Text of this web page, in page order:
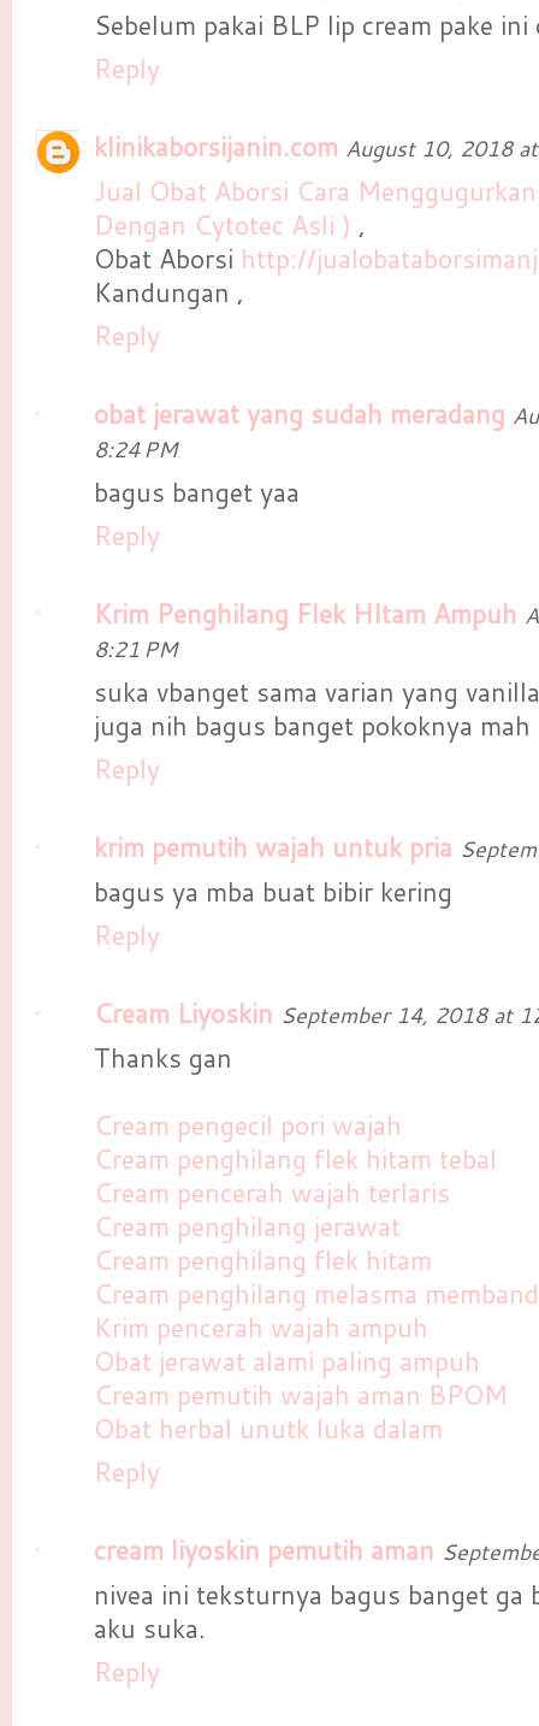
Sebelum pakai BLP lip cream pake
Reply
klinikaborsijanin.com August 10, 2018
Jual Obat Aborsi Cara
Dengan Cytotec Asli ) ,
Obat Aborsi http://
Kandungan ,
Reply
obat jerawat yang sudah meradang
8:24 PM
bagus banget yaa
Reply
Krim Penghilang Flek HItam Ampuh
8:21 PM
suka vbanget sama varian yang
juga nih bagus banget pokoknya mah
Reply
krim pemutih wajah untuk pria
bagus ya mba buat bibir kering
Reply
Cream Liyoskin September 14, 2018 at
Thanks gan
Cream pengecil pori wajah
Cream penghilang flek hitam tebal
Cream pencerah wajah terlaris
Cream penghilang jerawat
Cream penghilang flek hitam
Cream penghilang melasma
Krim pencerah wajah ampuh
Obat jerawat alami paling ampuh
Cream pemutih wajah aman BPOM
Obat herbal unutk luka dalam
Reply
cream liyoskin pemutih aman
nivea ini teksturnya bagus banget ga
aku suka.
Reply